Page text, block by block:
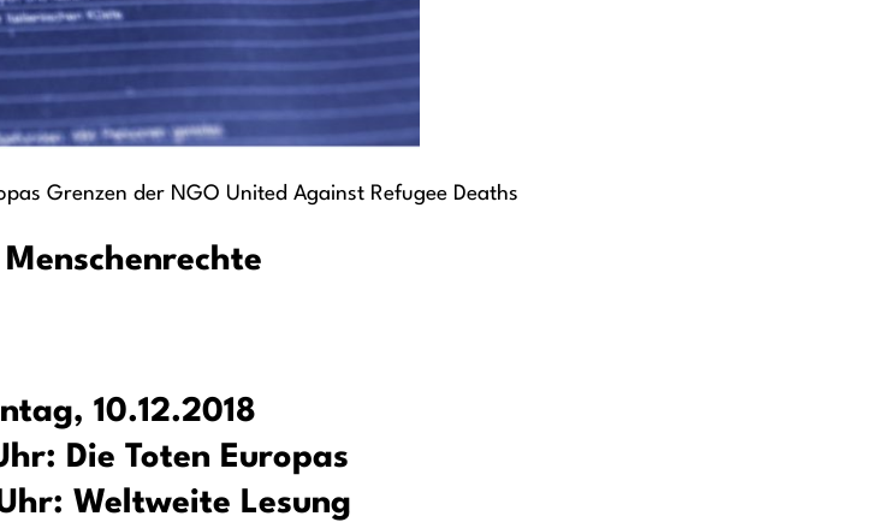
Grenzen der NGO United Against Refugee Deaths
10.12.2018
Die Toten Europas
Weltweite Lesung